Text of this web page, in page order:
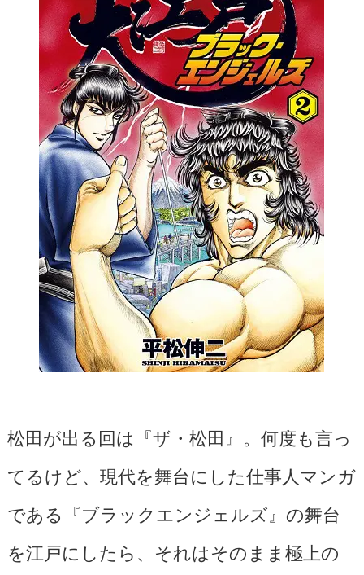
松田が出る回は『ザ・松田』。何度も言っ
てるけど、現代を舞台にした仕事人マンガ
である『ブラックエンジェルズ』の舞台
を江戸にしたら、それはそのまま極上の